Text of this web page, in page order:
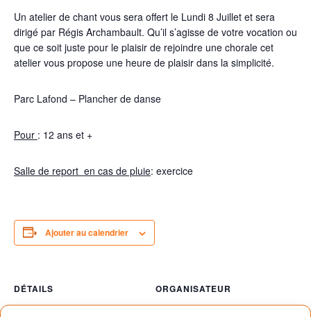
Un atelier de chant vous sera offert le Lundi 8 Juillet et sera
dirigé par Régis Archambault. Qu’il s’agisse de votre vocation ou
que ce soit juste pour le plaisir de rejoindre une chorale cet
atelier vous propose une heure de plaisir dans la simplicité.
Parc Lafond – Plancher de danse
Pour : 12 ans et +
Salle de report en cas de pluie: exercice
Ajouter au calendrier
DÉTAILS
ORGANISATEUR